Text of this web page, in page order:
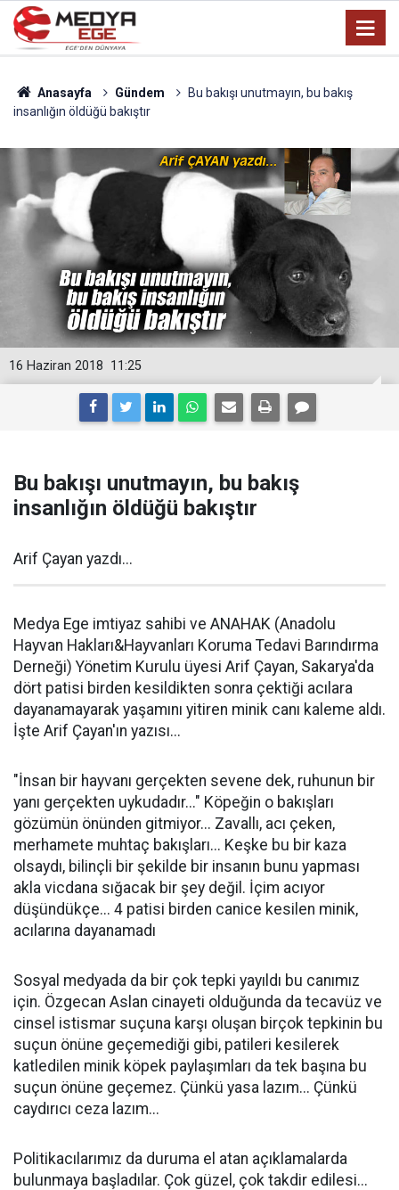
Anasayfa Gündem
Bu bakışı unutmayın, bu bakış
insanlığın öldüğü bakıştır
11:25
16 Haziran 2018
Bu bakışı unutmayın, bu bakış
insanlığın öldüğü bakıştır
Arif Çayan yazdı...
Medya Ege imtiyaz sahibi ve ANAHAK (Anadolu
Hayvan Hakları&Hayvanları Koruma Tedavi Barındırma
Derneği) Yönetim Kurulu üyesi Arif Çayan, Sakarya'da
dört patisi birden kesildikten sonra çektiği acılara
dayanamayarak yaşamını yitiren minik canı kaleme aldı.
İşte Arif Çayan'ın yazısı...
"İnsan bir hayvanı gerçekten sevene dek, ruhunun bir
yanı gerçekten uykudadır..." Köpeğin o bakışları
gözümün önünden gitmiyor... Zavallı, acı çeken,
merhamete muhtaç bakışları... Keşke bu bir kaza
olsaydı, bilinçli bir şekilde bir insanın bunu yapması
akla vicdana sığacak bir şey değil. İçim acıyor
düşündükçe... 4 patisi birden canice kesilen minik,
acılarına dayanamadı
Sosyal medyada da bir çok tepki yayıldı bu canımız
için. Özgecan Aslan cinayeti olduğunda da tecavüz ve
cinsel istismar suçuna karşı oluşan birçok tepkinin bu
suçun önüne geçemediği gibi, patileri kesilerek
katledilen minik köpek paylaşımları da tek başına bu
suçun önüne geçemez. Çünkü yasa lazım... Çünkü
caydırıcı ceza lazım...
Politikacılarımız da duruma el atan açıklamalarda
bulunmaya başladılar. Çok güzel, çok takdir edilesi...